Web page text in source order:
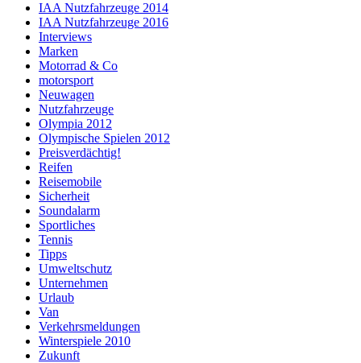
IAA Nutzfahrzeuge 2014
IAA Nutzfahrzeuge 2016
Interviews
Marken
Motorrad & Co
motorsport
Neuwagen
Nutzfahrzeuge
Olympia 2012
Olympische Spielen 2012
Preisverdächtig!
Reifen
Reisemobile
Sicherheit
Soundalarm
Sportliches
Tennis
Tipps
Umweltschutz
Unternehmen
Urlaub
Van
Verkehrsmeldungen
Winterspiele 2010
Zukunft